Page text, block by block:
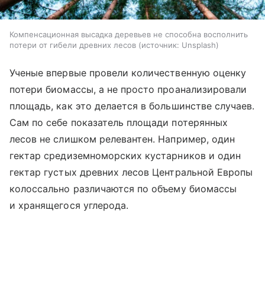
Компенсационная высадка деревьев не способна восполнить
потери от гибели древних лесов
источник: Unsplash
Ученые впервые провели количественную оценку
потери биомассы, а не просто проанализировали
площадь, как это делается в большинстве случаев.
Сам по себе показатель площади потерянных
лесов не слишком релевантен. Например, один
гектар средиземноморских кустарников и один
гектар густых древних лесов Центральной Европы
колоссально различаются по объему биомассы
и хранящегося углерода.